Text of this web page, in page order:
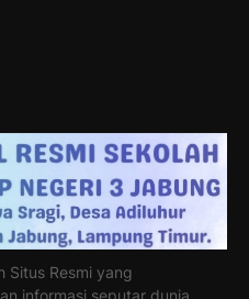
Situs Resmi yang
informasi seputar dunia